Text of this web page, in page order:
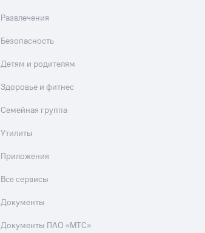
Развлечения
Безопасность
Детям и родителям
Здоровье и фитнес
Семейная группа
Утилиты
Приложения
Все сервисы
Документы
Документы ПАО «МТС»